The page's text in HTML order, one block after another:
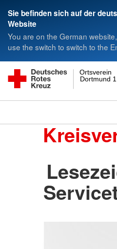
Sie befinden sich auf der
Website
You are on the German
use the switch to switch to the
Dortmund 1
Ortsverein